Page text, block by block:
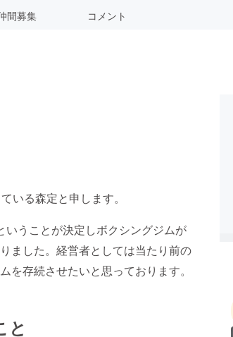
間募集 コメント
いる森定と申します。
うことが決定しボクシングジムが
ました。経営者としては当たり前の
を存続させたいと思っております。
と